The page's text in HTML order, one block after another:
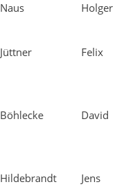
Naus Holger
Jüttner Felix
Böhlecke David
Hildebrandt Jens